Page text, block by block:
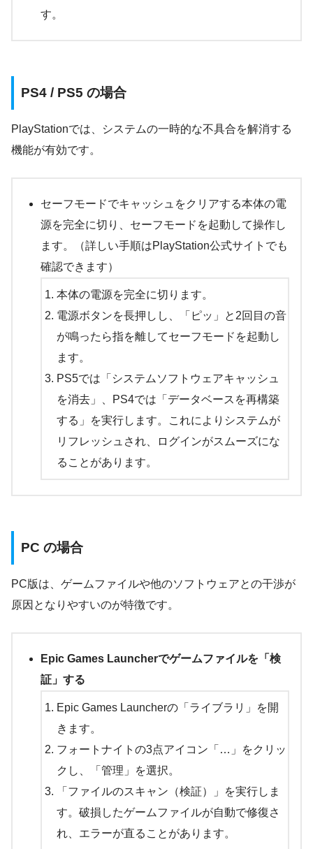
す。
PS4 / PS5 の場合
PlayStationでは、システムの一時的な不具合を解消する
機能が有効です。
セーフモードでキャッシュをクリアする本体の電
源を完全に切り、セーフモードを起動して操作し
ます。（詳しい手順はPlayStation公式サイトでも
確認できます）
本体の電源を完全に切ります。
電源ボタンを長押しし、「ピッ」と2回目の音
が鳴ったら指を離してセーフモードを起動し
ます。
PS5では「システムソフトウェアキャッシュ
を消去」、PS4では「データベースを再構築
する」を実行します。これによりシステムが
リフレッシュされ、ログインがスムーズにな
ることがあります。
PC の場合
PC版は、ゲームファイルや他のソフトウェアとの干渉が
原因となりやすいのが特徴です。
Epic Games Launcherでゲームファイルを「検
証」する
Epic Games Launcherの「ライブラリ」を開
きます。
フォートナイトの3点アイコン「…」をクリッ
クし、「管理」を選択。
「ファイルのスキャン（検証）」を実行しま
す。破損したゲームファイルが自動で修復さ
れ、エラーが直ることがあります。